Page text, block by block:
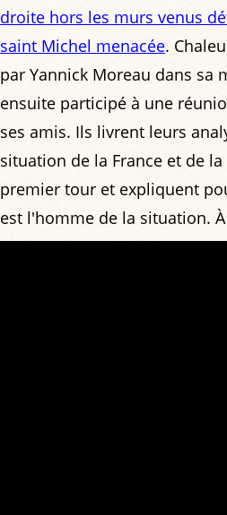
droite hors les murs venus
saint Michel menacée.
par Yannick Moreau dans sa
ensuite participé à une
ses amis. Ils livrent leurs
situation de la France et de
premier tour et expliquent
est l'homme de la situation.